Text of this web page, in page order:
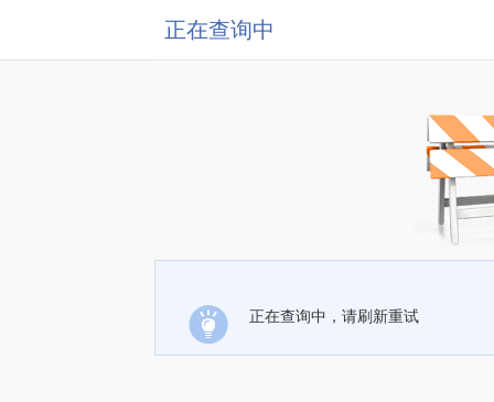
正在查询中
正在查询中，请刷新重试